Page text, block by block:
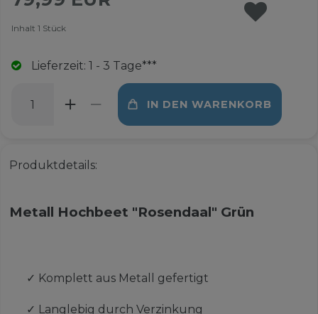
Inhalt 1 Stück
Lieferzeit: 1 - 3 Tage***
IN DEN WARENKORB
Produktdetails:
Metall Hochbeet "Rosendaal" Grün
✓ Komplett aus Metall gefertigt
✓ Langlebig durch Verzinkung